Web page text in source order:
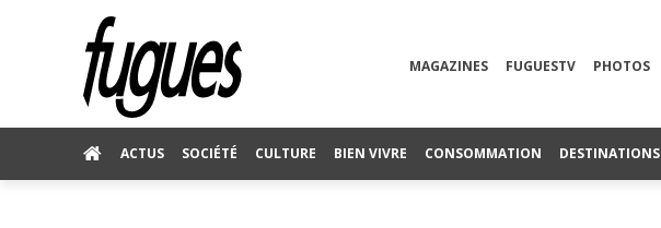
MAGAZINES FUGUESTV PHOTOS
ACTUS SOCIÉTÉ CULTURE BIEN VIVRE CONSOMMATION DESTINATIONS